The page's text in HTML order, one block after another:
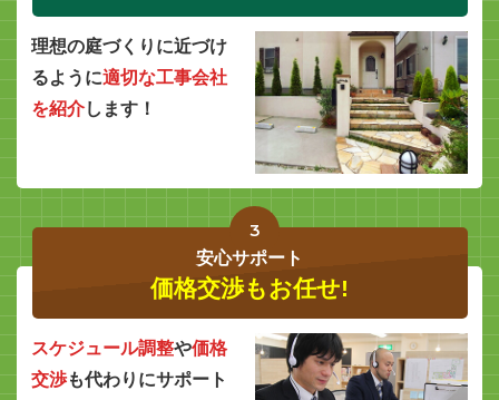
理想の庭づくりに近づけ
るように適切な工事会社
を紹介します！
3
安心サポート
価格交渉もお任せ!
スケジュール調整や価格
交渉も代わりにサポート